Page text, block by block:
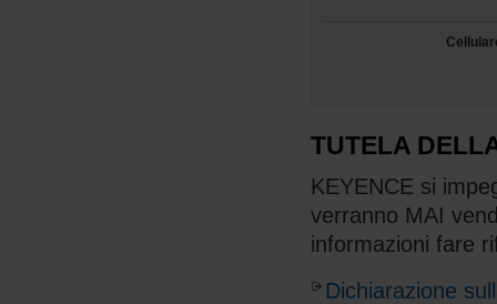
TUTELA
KEYENCE si
verranno MAI
informazioni fare
Dichiarazione